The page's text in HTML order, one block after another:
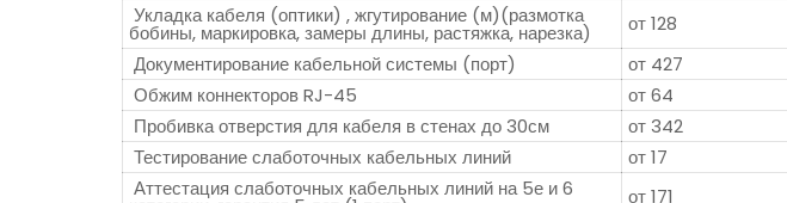
Укладка кабеля (оптики) , жгутирование (м)(размотка
бобины, маркировка, замеры длины, растяжка, нарезка)
от 128
Документирование кабельной системы (порт)
от 427
Обжим коннекторов RJ-45
от 64
Пробивка отверстия для кабеля в стенах до 30см
от 342
Тестирование слаботочных кабельных линий
от 17
Аттестация слаботочных кабельных линий на 5е и 6
от 171